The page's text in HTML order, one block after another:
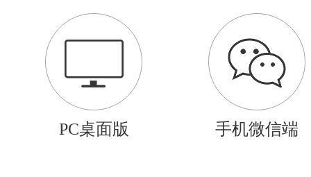
PC桌面版 手机微信端